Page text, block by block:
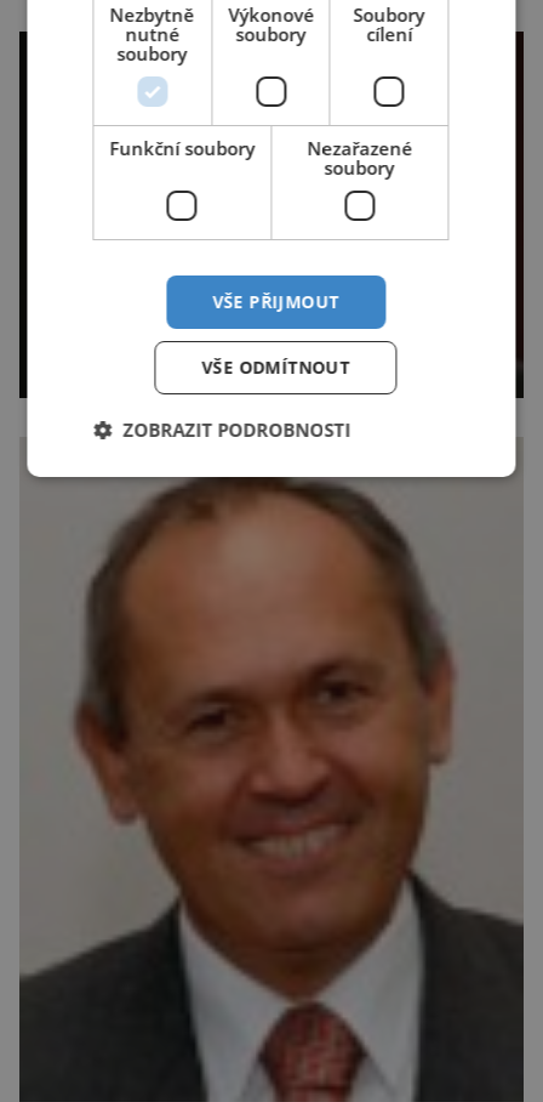
Nezbytně
nutné
soubory
Výkonové
soubory
Soubory
cílení
Funkční soubory
Nezařazené
soubory
VŠE PŘIJMOUT
VŠE ODMÍTNOUT
ZOBRAZIT PODROBNOSTI